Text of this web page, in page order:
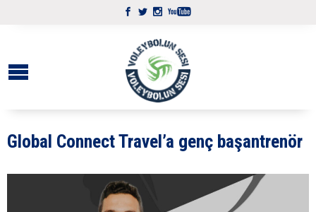
Global Connect Travel’a genç başantrenör